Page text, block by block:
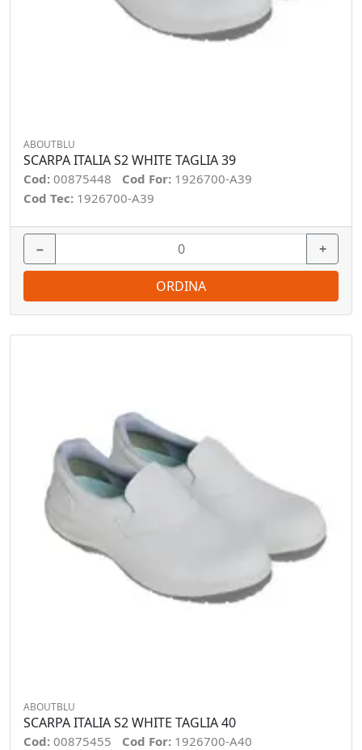
ABOUTBLU
SCARPA ITALIA S2 WHITE TAGLIA 39
Cod: 00875448 Cod For: 1926700-A39
Cod Tec: 1926700-A39
− +
ORDINA
ABOUTBLU
SCARPA ITALIA S2 WHITE TAGLIA 40
Cod: 00875455 Cod For: 1926700-A40